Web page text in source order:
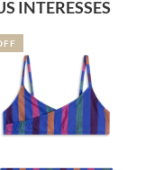
INTERESSES